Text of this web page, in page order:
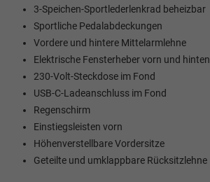
3-Speichen-Sportlederlenkrad beheizbar
Sportliche Pedalabdeckungen
Vordere und hintere Mittelarmlehne
Elektrische Fensterheber vorn und hinten
230-Volt-Steckdose im Fond
USB-C-Ladeanschluss im Fond
Regenschirm
Einstiegsleisten vorn
Höhenverstellbare Vordersitze
Geteilte und umklappbare Rücksitzlehne